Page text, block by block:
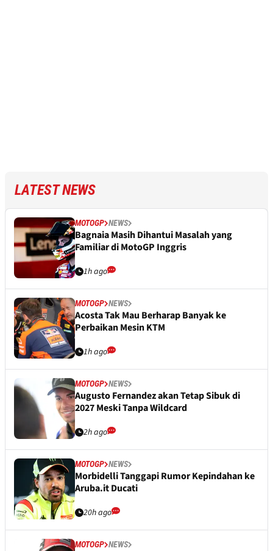
LATEST NEWS
MOTOGP NEWS
Bagnaia Masih Dihantui Masalah yang
Familiar di MotoGP Inggris
1h ago
MOTOGP NEWS
Acosta Tak Mau Berharap Banyak ke
Perbaikan Mesin KTM
1h ago
MOTOGP NEWS
Augusto Fernandez akan Tetap Sibuk di
2027 Meski Tanpa Wildcard
2h ago
MOTOGP NEWS
Morbidelli Tanggapi Rumor Kepindahan ke
Aruba.it Ducati
20h ago
MOTOGP NEWS